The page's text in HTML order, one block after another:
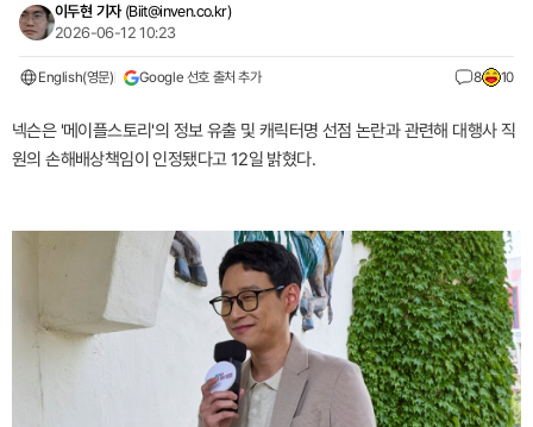
이두현 기자 (Biit@inven.co.kr)
2026-06-12 10:23
English(영문) Google 선호 출처 추가 8 10
넥슨은 '메이플스토리'의 정보 유출 및 캐릭터명 선점 논란과 관련해 대행사 직
원의 손해배상책임이 인정됐다고 12일 밝혔다.